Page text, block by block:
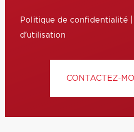
Politique de confidentialité
d'utilisation
CONTACTEZ-